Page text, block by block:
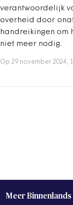
verantwoordelijk
overheid door
handreikingen om
niet meer nodig.
Op 29 november 2024,
Meer